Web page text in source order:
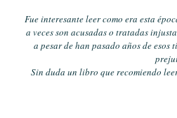
Fue interesante leer como era esta
a veces son acusadas o tratadas
a pesar de han pasado años de
Sin duda un libro que recomiendo